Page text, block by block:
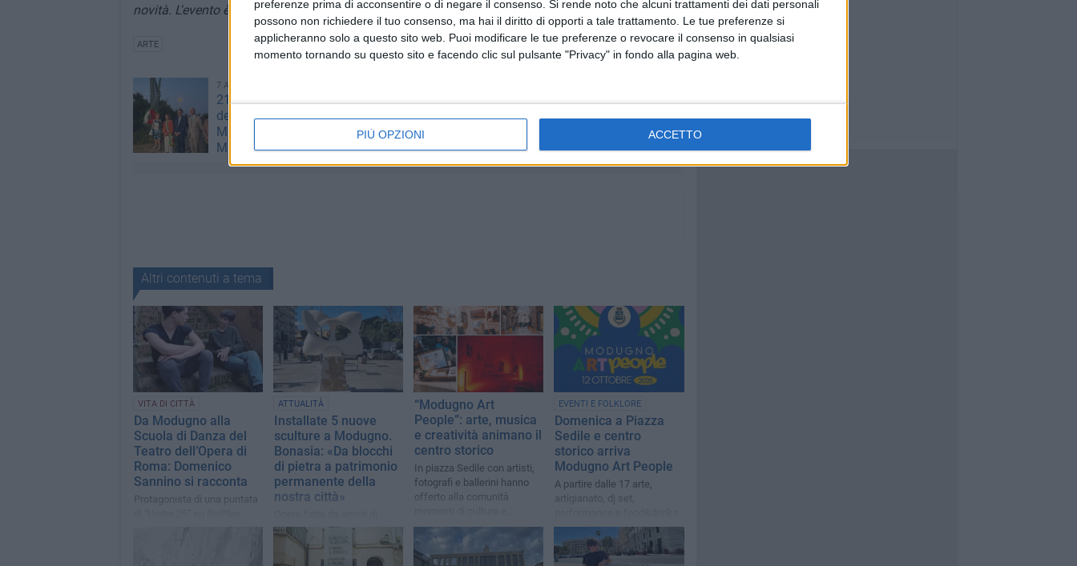
preferenze prima di acconsentire o di negare il consenso. Si rende noto che alcuni trattamenti dei dati personali
possono non richiedere il tuo consenso, ma hai il diritto di opporti a tale trattamento. Le tue preferenze si
applicheranno solo a questo sito web. Puoi modificare le tue preferenze o revocare il consenso in qualsiasi
momento tornando su questo sito e facendo clic sul pulsante "Privacy" in fondo alla pagina web.
PIÙ OPZIONI ACCETTO
novità. L'evento è pensato per coinvolgere sia le famiglie con bambini che i giovani».
ARTE
7 AGOSTO 2026
21 anni fa l'incidente aereo
dell’ATR 72: il ricordo di
Modugno e del sindaco
Montebruno
Modugno celebra Maria
Santissima Assunta: al via i
anniversario della Traslazione
Altri contenuti a tema
VITA DI CITTÀ
Da Modugno alla
Scuola di Danza del
Teatro dell’Opera di
Roma: Domenico
Sannino si racconta
Protagonista di una puntata
ATTUALITÀ
Installate 5 nuove
sculture a Modugno.
Bonasia: «Da blocchi
di pietra a patrimonio
permanente della
nostra città»
fama internazionale in
occasione del 1° Simposio
Internazionale "La
“Modugno Art
People”: arte, musica
e creatività animano il
centro storico
In piazza Sedile con artisti,
fotografi e ballerini hanno
offerto alla comunità
condivisione
EVENTI E FOLKLORE
Domenica a Piazza
Sedile e centro
storico arriva
Modugno Art People
A partire dalle 17 arte,
artigianato, dj set,